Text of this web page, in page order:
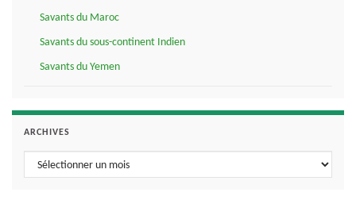
Savants du Maroc
Savants du sous-continent Indien
Savants du Yemen
ARCHIVES
Archives